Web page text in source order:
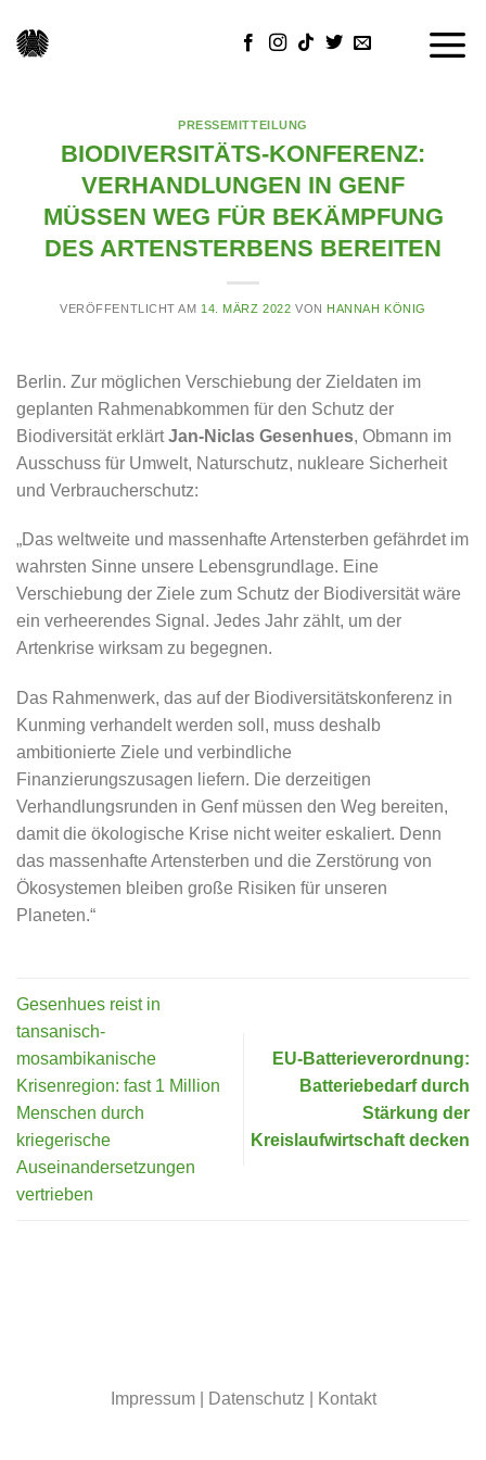
PRESSEMITTEILUNG
BIODIVERSITÄTS-KONFERENZ:
VERHANDLUNGEN IN GENF
MÜSSEN WEG FÜR BEKÄMPFUNG
DES ARTENSTERBENS BEREITEN
VERÖFFENTLICHT AM 14. MÄRZ 2022 VON HANNAH KÖNIG
Berlin. Zur möglichen Verschiebung der Zieldaten im
geplanten Rahmenabkommen für den Schutz der
Biodiversität erklärtJan-Niclas Gesenhues, Obmann im
Ausschuss für Umwelt, Naturschutz, nukleare Sicherheit
und Verbraucherschutz:
„Das weltweite und massenhafte Artensterben gefährdet im
wahrsten Sinne unsere Lebensgrundlage. Eine
Verschiebung der Ziele zum Schutz der Biodiversität wäre
ein verheerendes Signal. Jedes Jahr zählt, um der
Artenkrise wirksam zu begegnen.
Das Rahmenwerk, das auf der Biodiversitätskonferenz in
Kunming verhandelt werden soll, muss deshalb
ambitionierte Ziele und verbindliche
Finanzierungszusagen liefern. Die derzeitigen
Verhandlungsrunden in Genf müssen den Weg bereiten,
damit die ökologische Krise nicht weiter eskaliert. Denn
das massenhafte Artensterben und die Zerstörung von
Ökosystemen bleiben große Risiken für unseren
Planeten.“
Gesenhues reist in
tansanisch-
mosambikanische
Krisenregion: fast 1 Million
Menschen durch
kriegerische
Auseinandersetzungen
vertrieben
EU-Batterieverordnung:
Batteriebedarf durch
Stärkung der
Kreislaufwirtschaft decken
Impressum| Datenschutz Kontakt